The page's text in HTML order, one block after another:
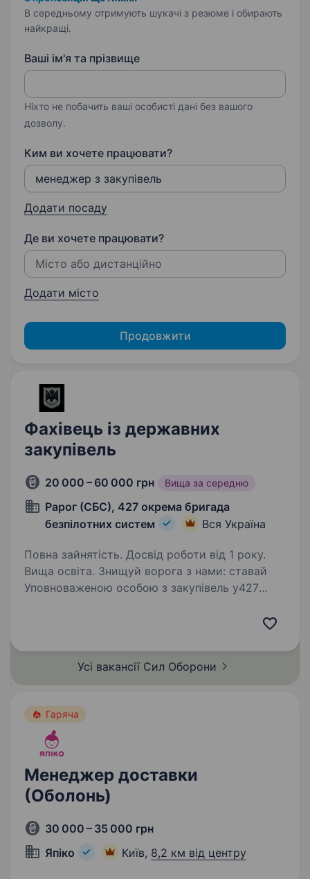
В середньому отримують шукачі з резюме і обирають
найкращі.
Ваші ім'я та прізвище
Ніхто не побачить ваші особисті дані без вашого
дозволу.
Ким ви хочете працювати?
Додати посаду
Де ви хочете працювати?
Додати місто
Продовжити
Фахівець із державних
закупівель
20 000 – 60 000 грн Вища за середню
Рарог (СБС), 427 окрема бригада
безпілотних систем
Вся Україна
Повна зайнятість. Досвід роботи від 1 року.
Вища освіта. Знищуй ворога з нами: ставай
Уповноваженою особою з закупівель у427
техніки та особового…
Усі вакансії Сил Оборони
Гаряча
Менеджер доставки
(Оболонь)
30 000 – 35 000 грн
Япіко
Київ, 8,2 км від центру